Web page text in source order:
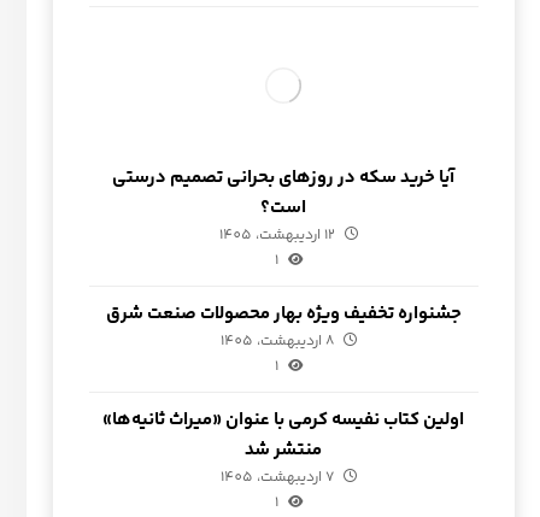
آیا خرید سکه در روزهای بحرانی تصمیم درستی
است؟
12 اردیبهشت، 1405
1
جشنواره تخفیف ویژه بهار محصولات صنعت شرق
8 اردیبهشت، 1405
1
اولین کتاب نفیسه کرمی با عنوان «میراث ثانیه‌ها»
منتشر شد
7 اردیبهشت، 1405
1